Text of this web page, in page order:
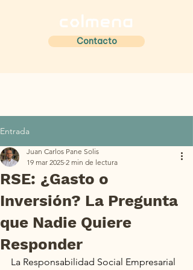
Contacto
Entrada
RSE: ¿Gasto o
Inversión? La Pregunta
que Nadie Quiere
Responder
Juan Carlos Pane Solis
19 mar 2025 2 min de lectura
La Responsabilidad Social Empresarial